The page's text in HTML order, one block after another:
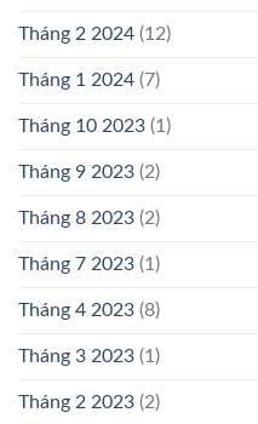
Tháng 2 2024 (12)
Tháng 1 2024 (7)
Tháng 10 2023 (1)
Tháng 9 2023 (2)
Tháng 8 2023 (2)
Tháng 7 2023 (1)
Tháng 4 2023 (8)
Tháng 3 2023 (1)
Tháng 2 2023 (2)